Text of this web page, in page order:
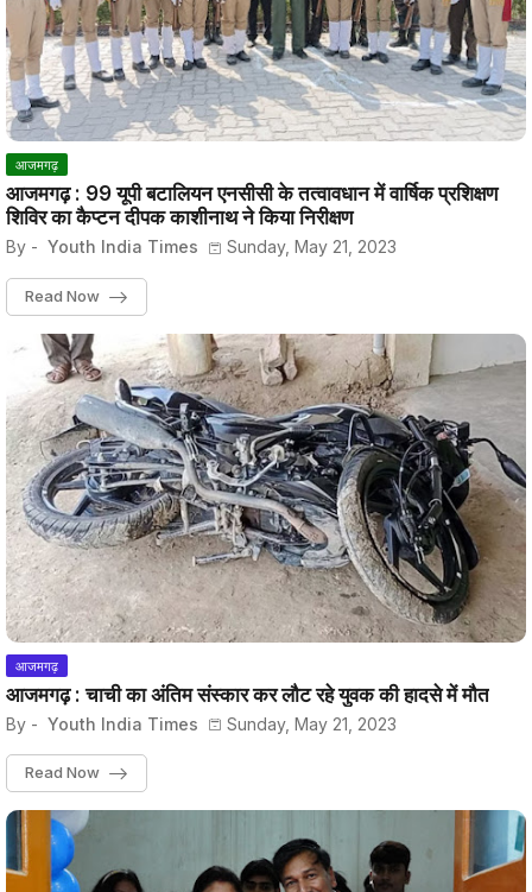
आजमगढ़
आजमगढ़ : 99 यूपी बटालियन एनसीसी के तत्वावधान में वार्षिक प्रशिक्षण
शिविर का कैप्टन दीपक काशीनाथ ने किया निरीक्षण
By - Youth India Times Sunday, May 21, 2023
Read Now
आजमगढ़
आजमगढ़ : चाची का अंतिम संस्कार कर लौट रहे युवक की हादसे में मौत
By - Youth India Times Sunday, May 21, 2023
Read Now